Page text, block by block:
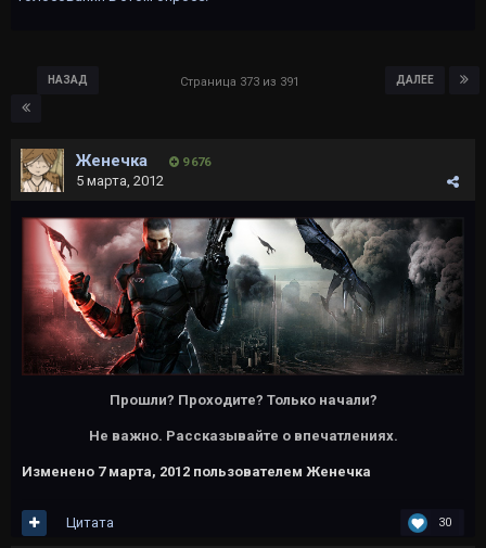
НАЗАД ДАЛЕЕ
Страница 373 из 391
Женечка 9 676
5 марта, 2012
Прошли? Проходите? Только начали?
Не важно. Рассказывайте о впечатлениях.
Изменено 7 марта, 2012 пользователем Женечка
30
Цитата